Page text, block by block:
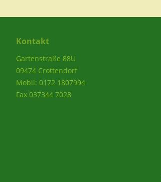
Kontakt
Gartenstraße 88U
09474 Crottendorf
Mobil: 0172 1807994
Fax 037344 7028